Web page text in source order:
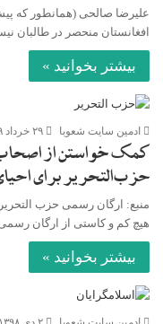
علیرضا صالحی (همانطور که
افغانستان منحصر در طالبان
بیشتر بخوانید »
ادمین سایت شعوبا ۲۹ خرداد ۱۳۹۹
کمک خواستن از
حزب‌التحریر برای
منبع: ارگان رسمی حزب
هیچ کم و کاستی از ارگان
بیشتر بخوانید »